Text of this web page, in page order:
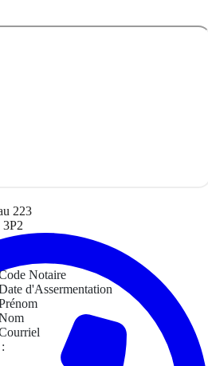
223
Notaire
d'Assermentation